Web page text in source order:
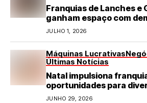
Franquias de Lanches e
ganham espaço com
refeições rápidas e de
JULHO 1, 2026
Máquinas Lucrativas
Últimas Notícias
Natal impulsiona
oportunidades para
do varejo
JUNHO 29, 2026